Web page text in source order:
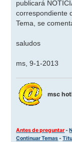
publicará
correspondiente
Tema, se
saludos
ms, 9-1-2013
msc
Antes de preguntar-
Continuar Temas-